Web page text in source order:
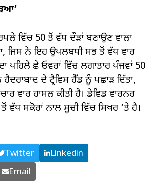
ਵਿੱਚ 50 ਤੋਂ ਵੱਧ ਦੌੜਾਂ ਬਣਾਉਣ ਵਾਲਾ
ਜਿਸ ਨੇ ਇਹ ਉਪਲਬਧੀ ਸਭ ਤੋਂ ਵੱਧ ਵਾਰ
ਪਹਿਲੇ ਛੇ ਓਵਰਾਂ ਵਿੱਚ ਲਗਾਤਾਰ ਪੰਜਵਾਂ 50
ਦੇ ਟ੍ਰੈਵਿਸ ਹੈੱਡ ਨੂੰ ਪਛਾੜ ਦਿੱਤਾ,
ਵਾਰ ਹਾਸਲ ਕੀਤੀ ਹੈ। ਡੇਵਿਡ ਵਾਰਨਰ
ਵੱਧ ਸਕੋਰਾਂ ਨਾਲ ਸੂਚੀ ਵਿੱਚ ਸਿਖਰ ‘ਤੇ ਹੈ।
Twitter
Linkedin
Email